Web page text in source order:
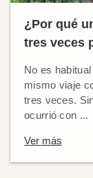
¿Por qué
tres veces
No es
mismo viaje
tres veces.
ocurrió con ...
Ver más